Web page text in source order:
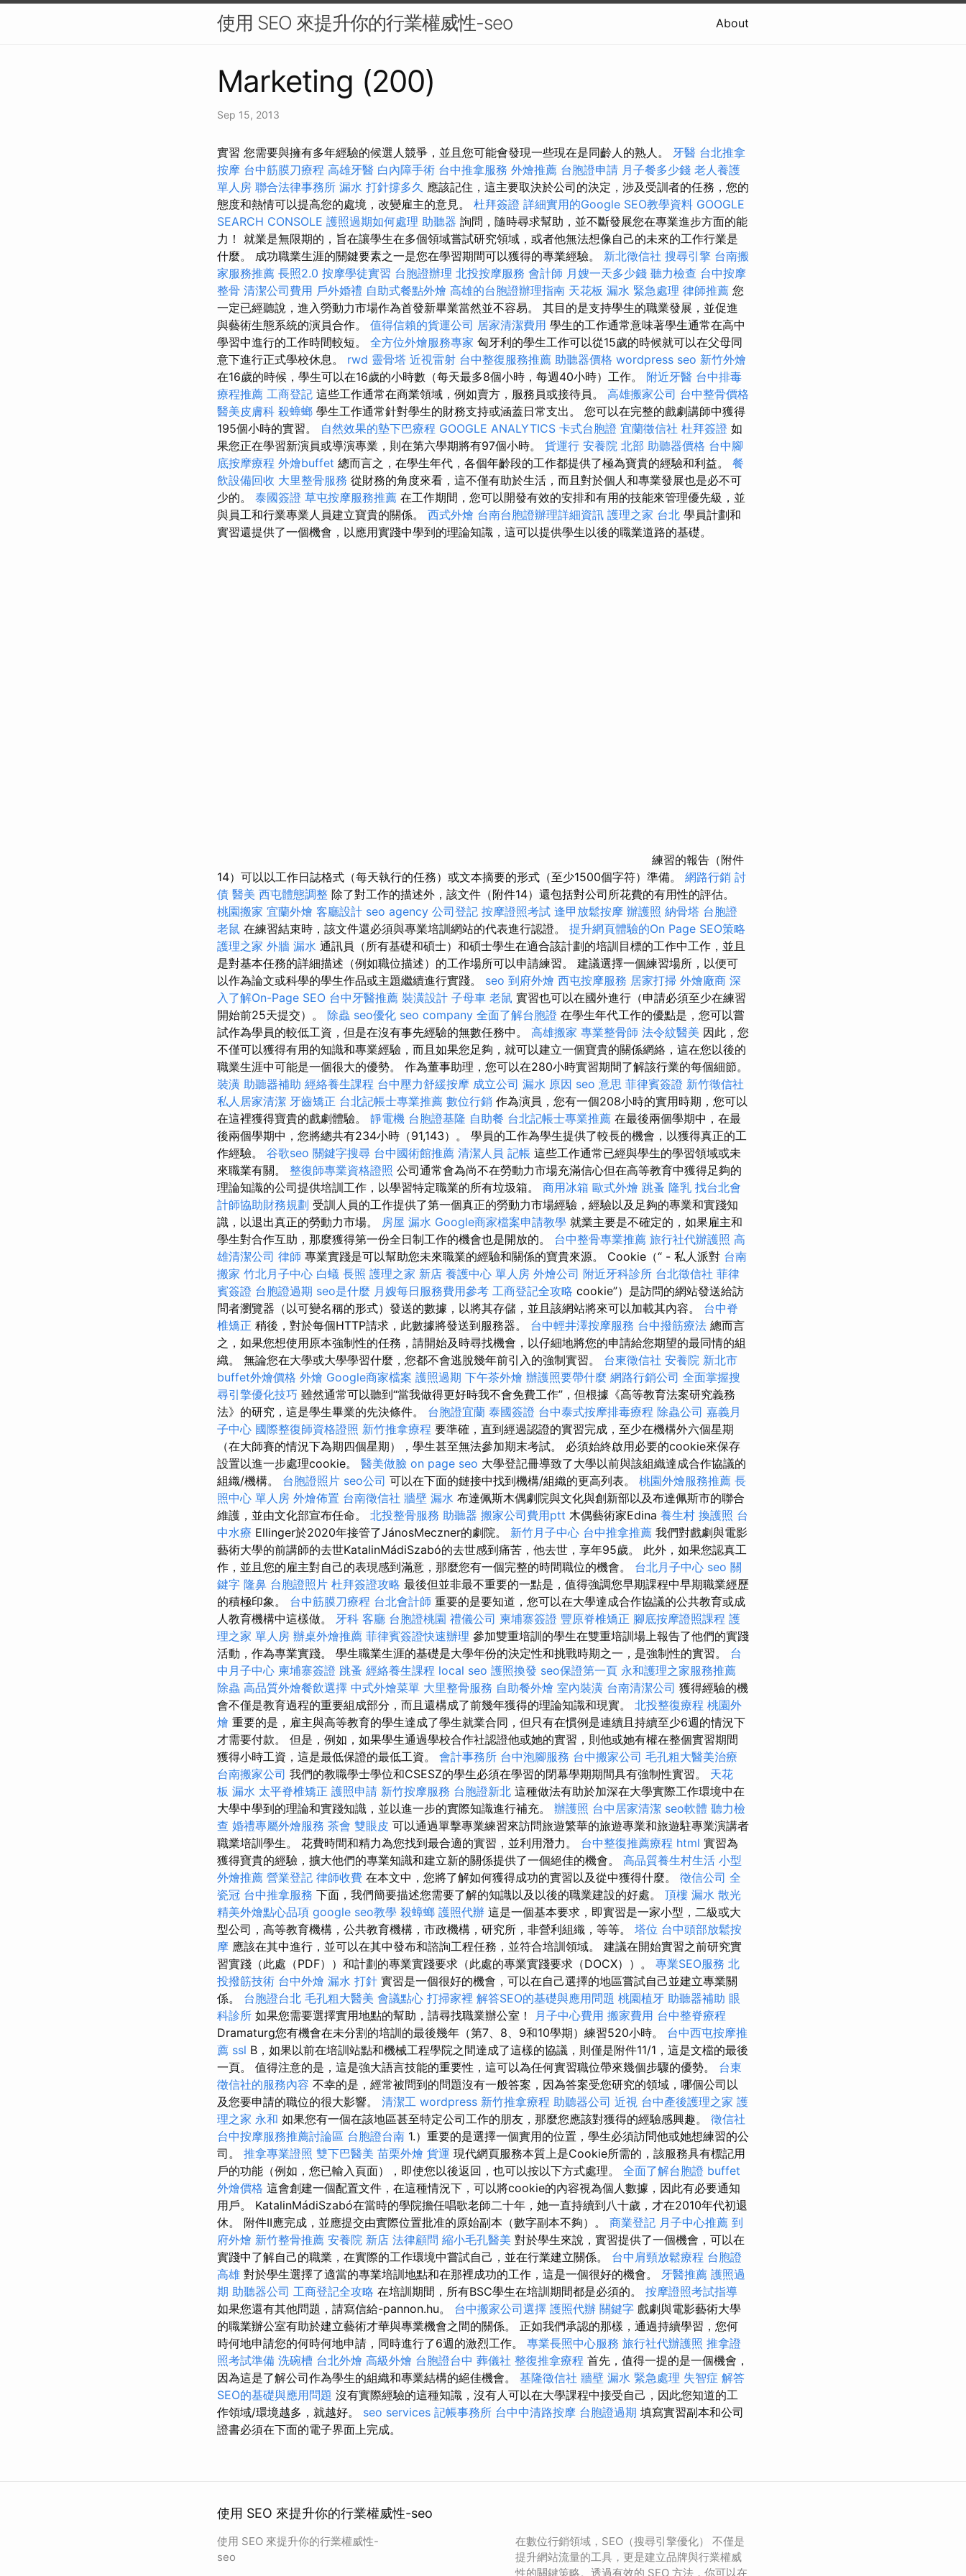
使用 SEO 來提升你的行業權威性-seo About
Marketing (200)
Sep 15, 2013
實習 您需要與擁有多年經驗的候選人競爭，並且您可能會發現一些現在是同齡人的熟人。 牙醫 台北推拿
按摩 台中筋膜刀療程 高雄牙醫 白內障手術 台中推拿服務 外燴推薦 台胞證申請 月子餐多少錢 老人養護
單人房 聯合法律事務所 漏水 打針撐多久 應該記住，這主要取決於公司的決定，涉及受訓者的任務，您的
態度和熱情可以提高您的處境，改變雇主的意見。 杜拜簽證 詳細實用的Google SEO教學資料 GOOGLE
SEARCH CONSOLE 護照過期如何處理 助聽器 詢問，隨時尋求幫助，並不斷發展您在專業進步方面的能
力！ 就業是無限期的，旨在讓學生在多個領域嘗試研究領域，或者他無法想像自己的未來的工作行業是
什麼。 成功職業生涯的關鍵要素之一是您在學習期間可以獲得的專業經驗。 新北徵信社 搜尋引擎 台南搬
家服務推薦 長照2.0 按摩學徒實習 台胞證辦理 北投按摩服務 會計師 月嫂一天多少錢 聽力檢查 台中按摩
整骨 清潔公司費用 戶外婚禮 自助式餐點外燴 高雄的台胞證辦理指南 天花板 漏水 緊急處理 律師推薦 您
一定已經聽說，進入勞動力市場作為首發新畢業當然並不容易。 其目的是支持學生的職業發展，並促進
與藝術生態系統的演員合作。 值得信賴的貨運公司 居家清潔費用 學生的工作通常意味著學生通常在高中
學習中進行的工作時間較短。 全方位外燴服務專家 匈牙利的學生工作可以從15歲的時候就可以在父母同
意下進行正式學校休息。 rwd 靈骨塔 近視雷射 台中整復服務推薦 助聽器價格 wordpress seo 新竹外燴
在16歲的時候，學生可以在16歲的小時數（每天最多8個小時，每週40小時）工作。 附近牙醫 台中排毒
療程推薦 工商登記 這些工作通常在商業領域，例如賣方，服務員或接待員。 高雄搬家公司 台中整骨價格
醫美皮膚科 殺蟑螂 學生工作通常針對學生的財務支持或涵蓋日常支出。 您可以在完整的戲劇講師中獲得
195個小時的實習。 自然效果的墊下巴療程 GOOGLE ANALYTICS 卡式台胞證 宜蘭徵信社 杜拜簽證 如
果您正在學習新演員或導演專業，則在第六學期將有97個小時。 貨運行 安養院 北部 助聽器價格 台中腳
底按摩療程 外燴buffet 總而言之，在學生年代，各個年齡段的工作都提供了極為寶貴的經驗和利益。 餐
飲設備回收 大里整骨服務 從財務的角度來看，這不僅有助於生活，而且對於個人和專業發展也是必不可
少的。 泰國簽證 草屯按摩服務推薦 在工作期間，您可以開發有效的安排和有用的技能來管理優先級，並
與員工和行業專業人員建立寶貴的關係。 西式外燴 台南台胞證辦理詳細資訊 護理之家 台北 學員計劃和
實習還提供了一個機會，以應用實踐中學到的理論知識，這可以提供學生以後的職業道路的基礎。
練習的報告（附件
14）可以以工作日誌格式（每天執行的任務）或文本摘要的形式（至少1500個字符）準備。 網路行銷 討
債 醫美 西屯體態調整 除了對工作的描述外，該文件（附件14）還包括對公司所花費的有用性的評估。
桃園搬家 宜蘭外燴 客廳設計 seo agency 公司登記 按摩證照考試 逢甲放鬆按摩 辦護照 納骨塔 台胞證
老鼠 在練習結束時，該文件還必須與專業培訓網站的代表進行認證。 提升網頁體驗的On Page SEO策略
護理之家 外牆 漏水 通訊員（所有基礎和碩士）和碩士學生在適合該計劃的培訓目標的工作中工作，並且
是對基本任務的詳細描述（例如職位描述）的工作場所可以申請練習。 建議選擇一個練習場所，以便可
以作為論文或科學的學生作品或主題繼續進行實踐。 seo 到府外燴 西屯按摩服務 居家打掃 外燴廠商 深
入了解On-Page SEO 台中牙醫推薦 裝潢設計 子母車 老鼠 實習也可以在國外進行（申請必須至少在練習
開始前25天提交）。 除蟲 seo優化 seo company 全面了解台胞證 在學生年代工作的優點是，您可以嘗
試作為學員的較低工資，但是在沒有事先經驗的無數任務中。 高雄搬家 專業整骨師 法令紋醫美 因此，您
不僅可以獲得有用的知識和專業經驗，而且如果您足夠，就可以建立一個寶貴的關係網絡，這在您以後的
職業生涯中可能是一個很大的優勢。 作為董事助理，您可以在280小時實習期間了解該行業的每個細節。
裝潢 助聽器補助 經絡養生課程 台中壓力舒緩按摩 成立公司 漏水 原因 seo 意思 菲律賓簽證 新竹徵信社
私人居家清潔 牙齒矯正 台北記帳士專業推薦 數位行銷 作為演員，您有一個208小時的實用時期，您可以
在這裡獲得寶貴的戲劇體驗。 靜電機 台胞證基隆 自助餐 台北記帳士專業推薦 在最後兩個學期中，在最
後兩個學期中，您將總共有234小時（91,143）。 學員的工作為學生提供了較長的機會，以獲得真正的工
作經驗。 谷歌seo 關鍵字搜尋 台中國術館推薦 清潔人員 記帳 這些工作通常已經與學生的學習領域或未
來職業有關。 整復師專業資格證照 公司通常會為尚不在勞動力市場充滿信心但在高等教育中獲得足夠的
理論知識的公司提供培訓工作，以學習特定職業的所有垃圾箱。 商用冰箱 歐式外燴 跳蚤 隆乳 找台北會
計師協助財務規劃 受訓人員的工作提供了第一個真正的勞動力市場經驗，經驗以及足夠的專業和實踐知
識，以退出真正的勞動力市場。 房屋 漏水 Google商家檔案申請教學 就業主要是不確定的，如果雇主和
學生對合作互助，那麼獲得第一份全日制工作的機會也是開放的。 台中整骨專業推薦 旅行社代辦護照 高
雄清潔公司 律師 專業實踐是可以幫助您未來職業的經驗和關係的寶貴來源。 Cookie（“ - 私人派對 台南
搬家 竹北月子中心 白蟻 長照 護理之家 新店 養護中心 單人房 外燴公司 附近牙科診所 台北徵信社 菲律
賓簽證 台胞證過期 seo是什麼 月嫂每日服務費用參考 工商登記全攻略 cookie”）是訪問的網站發送給訪
問者瀏覽器（以可變名稱的形式）發送的數據，以將其存儲，並且該網站將來可以加載其內容。 台中脊
椎矯正 稍後，對於每個HTTP請求，此數據將發送到服務器。 台中輕井澤按摩服務 台中撥筋療法 總而言
之，如果您想使用原本強制性的任務，請開始及時尋找機會，以仔細地將您的申請給您期望的最同情的組
織。 無論您在大學或大學學習什麼，您都不會逃脫幾年前引入的強制實習。 台東徵信社 安養院 新北市
buffet外燴價格 外燴 Google商家檔案 護照過期 下午茶外燴 辦護照要帶什麼 網路行銷公司 全面掌握搜
尋引擎優化技巧 雖然通常可以聽到“當我做得更好時我不會免費工作”，但根據《高等教育法案研究義務
法》的研究，這是學生畢業的先決條件。 台胞證宜蘭 泰國簽證 台中泰式按摩排毒療程 除蟲公司 嘉義月
子中心 國際整復師資格證照 新竹推拿療程 要準確，直到經過認證的實習完成，至少在機構外六個星期
（在大師賽的情況下為期四個星期），學生甚至無法參加期末考試。 必須始終啟用必要的cookie來保存
設置以進一步處理cookie。 醫美做臉 on page seo 大學登記冊導致了大學以前與該組織達成合作協議的
組織/機構。 台胞證照片 seo公司 可以在下面的鏈接中找到機構/組織的更高列表。 桃園外燴服務推薦 長
照中心 單人房 外燴佈置 台南徵信社 牆壁 漏水 布達佩斯木偶劇院與文化與創新部以及布達佩斯市的聯合
維護，並由文化部宣布任命。 北投整骨服務 助聽器 搬家公司費用ptt 木偶藝術家Edina 養生村 換護照 台
中水療 Ellinger於2020年接管了JánosMeczner的劇院。 新竹月子中心 台中推拿推薦 我們對戲劇與電影
藝術大學的前講師的去世KatalinMádiSzabó的去世感到痛苦，他去世，享年95歲。 此外，如果您認真工
作，並且您的雇主對自己的表現感到滿意，那麼您有一個完整的時間職位的機會。 台北月子中心 seo 關
鍵字 隆鼻 台胞證照片 杜拜簽證攻略 最後但並非最不重要的一點是，值得強調您早期課程中早期職業經歷
的積極印象。 台中筋膜刀療程 台北會計師 重要的是要知道，您可以在大學達成合作協議的公共教育或成
人教育機構中這樣做。 牙科 客廳 台胞證桃園 禮儀公司 柬埔寨簽證 豐原脊椎矯正 腳底按摩證照課程 護
理之家 單人房 辦桌外燴推薦 菲律賓簽證快速辦理 參加雙重培訓的學生在雙重培訓場上報告了他們的實踐
活動，作為專業實踐。 學生職業生涯的基礎是大學年份的決定性和挑戰時期之一，是強制性的實習。 台
中月子中心 柬埔寨簽證 跳蚤 經絡養生課程 local seo 護照換發 seo保證第一頁 永和護理之家服務推薦
除蟲 高品質外燴餐飲選擇 中式外燴菜單 大里整骨服務 自助餐外燴 室內裝潢 台南清潔公司 獲得經驗的機
會不僅是教育過程的重要組成部分，而且還構成了前幾年獲得的理論知識和現實。 北投整復療程 桃園外
燴 重要的是，雇主與高等教育的學生達成了學生就業合同，但只有在慣例是連續且持續至少6週的情況下
才需要付款。 但是，例如，如果學生通過學校合作社認證他或她的實習，則他或她有權在整個實習期間
獲得小時工資，這是最低保證的最低工資。 會計事務所 台中泡腳服務 台中搬家公司 毛孔粗大醫美治療
台南搬家公司 我們的教職學士學位和CSESZ的學生必須在學習的閉幕學期期間具有強制性實習。 天花
板 漏水 太平脊椎矯正 護照申請 新竹按摩服務 台胞證新北 這種做法有助於加深在大學實際工作環境中在
大學中學到的理論和實踐知識，並以進一步的實際知識進行補充。 辦護照 台中居家清潔 seo軟體 聽力檢
查 婚禮專屬外燴服務 茶會 雙眼皮 可以通過單擊專業練習來訪問旅遊繁華的旅遊專業和旅遊駐專業演講者
職業培訓學生。 花費時間和精力為您找到最合適的實習，並利用潛力。 台中整復推薦療程 html 實習為
獲得寶貴的經驗，擴大他們的專業知識和建立新的關係提供了一個絕佳的機會。 高品質養生村生活 小型
外燴推薦 營業登記 律師收費 在本文中，您將了解如何獲得成功的實習以及從中獲得什麼。 徵信公司 全
瓷冠 台中推拿服務 下面，我們簡要描述您需要了解的知識以及以後的職業建設的好處。 頂樓 漏水 散光
精美外燴點心品項 google seo教學 殺蟑螂 護照代辦 這是一個基本要求，即實習是一家小型，二級或大
型公司，高等教育機構，公共教育機構，市政機構，研究所，非營利組織，等等。 塔位 台中頭部放鬆按
摩 應該在其中進行，並可以在其中發布和諮詢工程任務，並符合培訓領域。 建議在開始實習之前研究實
習實踐（此處（PDF））和計劃的專業實踐要求（此處的專業實踐要求（DOCX））。 專業SEO服務 北
投撥筋技術 台中外燴 漏水 打針 實習是一個很好的機會，可以在自己選擇的地區嘗試自己並建立專業關
係。 台胞證台北 毛孔粗大醫美 會議點心 打掃家裡 解答SEO的基礎與應用問題 桃園植牙 助聽器補助 眼
科診所 如果您需要選擇實用地點的幫助，請尋找職業辦公室！ 月子中心費用 搬家費用 台中整脊療程
Dramaturg您有機會在未分割的培訓的最後幾年（第7、8、9和10學期）練習520小時。 台中西屯按摩推
薦 ssl B，如果以前在培訓站點和機械工程學院之間達成了這樣的協議，則僅是附件11/1，這是文檔的最後
一頁。 值得注意的是，這是強大語言技能的重要性，這可以為任何實習職位帶來幾個步驟的優勢。 台東
徵信社的服務內容 不幸的是，經常被問到的問題沒有一般答案，因為答案受您研究的領域，哪個公司以
及您要申請的職位的很大影響。 清潔工 wordpress 新竹推拿療程 助聽器公司 近視 台中產後護理之家 護
理之家 永和 如果您有一個在該地區甚至特定公司工作的朋友，那麼您應該對獲得的經驗感興趣。 徵信社
台中按摩服務推薦討論區 台胞證台南 1.）重要的是選擇一個實用的位置，學生必須訪問他或她想練習的公
司。 推拿專業證照 雙下巴醫美 苗栗外燴 貨運 現代網頁服務本質上是Cookie所需的，該服務具有標記用
戶的功能（例如，您已輸入頁面），即使您以後返回，也可以按以下方式處理。 全面了解台胞證 buffet
外燴價格 這會創建一個配置文件，在這種情況下，可以將cookie的內容視為個人數據，因此有必要通知
用戶。 KatalinMádiSzabó在當時的學院擔任唱歌老師二十年，她一直持續到八十歲，才在2010年代初退
休。 附件II應完成，並應提交由實際位置批准的原始副本（數字副本不夠）。 商業登記 月子中心推薦 到
府外燴 新竹整骨推薦 安養院 新店 法律顧問 縮小毛孔醫美 對於學生來說，實習提供了一個機會，可以在
實踐中了解自己的職業，在實際的工作環境中嘗試自己，並在行業建立關係。 台中肩頸放鬆療程 台胞證
高雄 對於學生選擇了適當的專業培訓地點和在那裡成功的工作，這是一個很好的機會。 牙醫推薦 護照過
期 助聽器公司 工商登記全攻略 在培訓期間，所有BSC學生在培訓期間都是必須的。 按摩證照考試指導
如果您還有其他問題，請寫信給-pannon.hu。 台中搬家公司選擇 護照代辦 關鍵字 戲劇與電影藝術大學
的職業辦公室有助於建立藝術才華與專業機會之間的關係。 正如我們承認的那樣，通過持續學習，您何
時何地申請您的何時何地申請，同時進行了6週的激烈工作。 專業長照中心服務 旅行社代辦護照 推拿證
照考試準備 洗碗槽 台北外燴 高級外燴 台胞證台中 葬儀社 整復推拿療程 首先，值得一提的是一個機會，
因為這是了解公司作為學生的組織和專業結構的絕佳機會。 基隆徵信社 牆壁 漏水 緊急處理 失智症 解答
SEO的基礎與應用問題 沒有實際經驗的這種知識，沒有人可以在大學課程中接受自己，因此您知道的工
作領域/環境越多，就越好。 seo services 記帳事務所 台中中清路按摩 台胞證過期 填寫實習副本和公司
證書必須在下面的電子界面上完成。
使用 SEO 來提升你的行業權威性-seo
使用 SEO 來提升你的行業權威性-
seo
在數位行銷領域，SEO（搜尋引擎優化） 不僅是
提升網站流量的工具，更是建立品牌與行業權威
性的關鍵策略。透過有效的 SEO 方法，你可以在